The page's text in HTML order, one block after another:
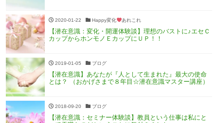
2020-01-22 Happy変化 あれこれ
【潜在意識：変化・開運体験談】理想のバストに♪エセＣ
カップからホンモノＥカップにＵＰ！！
2019-01-05 ブログ
【潜在意識】あなたが『人として生まれた』最大の使命
とは？ （おかげさまで８年目☆潜在意識マスター講座）
2018-09-20 ブログ
【潜在意識：セミナー体験談】教員という仕事は私にと